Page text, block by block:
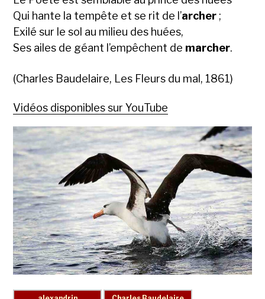
Qui hante la tempête et se rit de l’archer ;
Exilé sur le sol au milieu des huées,
Ses ailes de géant l’empêchent de marcher.
(Charles Baudelaire, Les Fleurs du mal, 1861)
Vidéos disponibles sur YouTube